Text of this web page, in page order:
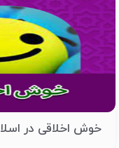
خوش اخلاقی در اسلام